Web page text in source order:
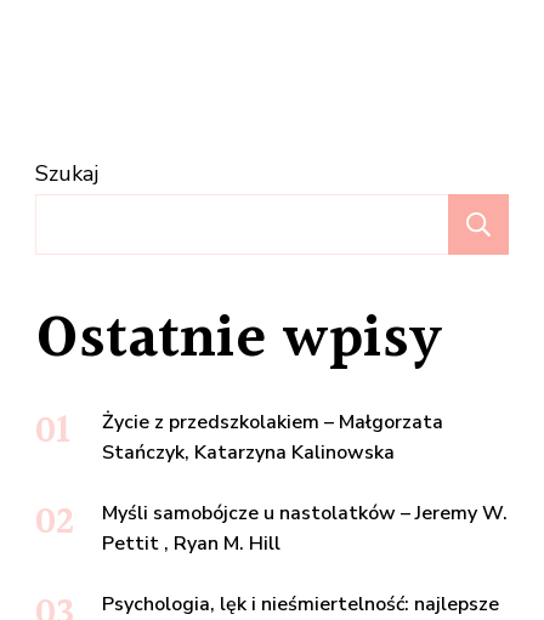
Szukaj
Ostatnie wpisy
Życie z przedszkolakiem – Małgorzata
Stańczyk, Katarzyna Kalinowska
Myśli samobójcze u nastolatków – Jeremy W.
Pettit , Ryan M. Hill
Psychologia, lęk i nieśmiertelność: najlepsze